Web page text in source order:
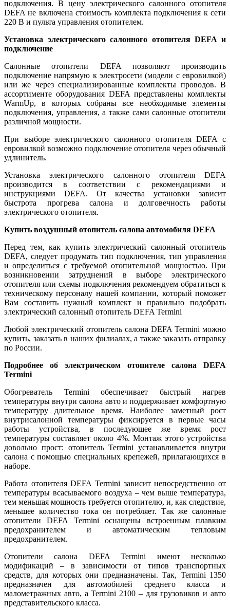
подключения. В цену электрического салонного отопителя
DEFA не включена стоимость комплекта подключения к сети
220 В и пульта управления отопителем.
Установка электрического салонного отопителя DEFA и
подключение
Салонные отопители DEFA позволяют производить
подключение напрямую к электросети (модели с евровилкой)
или же через специализированные комплекты проводов. В
ассортименте оборудования DEFA представлены комплекты
WarmUp, в которых собраны все необходимые элементы
подключения, управления, а также сами салонные отопители
различной мощности.
При выборе электрического салонного отопителя DEFA с
евровилкой возможно подключение отопителя через обычный
удлинитель.
Установка электрического салонного отопителя DEFA
производится в соответствии с рекомендациями и
инструкциями DEFA. От качества установки зависит
быстрота прогрева салона и долговечность работы
электрического отопителя.
Купить воздушный отопитель салона автомобиля DEFA
Перед тем, как купить электрический салонный отопитель
DEFA, следует продумать тип подключения, тип управления
и определиться с требуемой отопительной мощностью. При
возникновении затруднений в выборе электрического
отопителя или схемы подключения рекомендуем обратиться к
техническому персоналу нашей компании, который поможет
Вам составить нужный комплект и правильно подобрать
электрический салонный отопитель DEFA Termini
Любой электрический отопитель салона DEFA Termini можно
купить, заказать в наших филиалах, а также заказать отправку
по России.
Подробнее об электрическом отопителе салона DEFA
Termini
Обогреватель Termini обеспечивает быстрый нагрев
температуры внутри салона авто и поддерживает комфортную
температуру длительное время. Наиболее заметный рост
внутрисалонной температуры фиксируется в первые часы
работы устройства, в последующее же время рост
температуры составляет около 4%. Монтаж этого устройства
довольно прост: отопитель Termini устанавливается внутри
салона с помощью специальных крепежей, прилагающихся в
наборе.
Работа отопителя DEFA Termini зависит непосредственно от
температуры всасываемого воздуха – чем выше температура,
тем меньшая мощность требуется отопителю, и, как следствие,
меньшее количество тока он потребляет. Так же салонные
отопители DEFA Termini оснащены встроенным плавким
предохранителем и автоматическим тепловым
предохранителем.
Отопители салона DEFA Termini имеют несколько
модификаций – в зависимости от типов транспортных
средств, для которых они предназначены. Так, Termini 1350
предназначен для автомобилей среднего класса и
малометражных авто, а Termini 2100 – для грузовиков и авто
представительского класса.